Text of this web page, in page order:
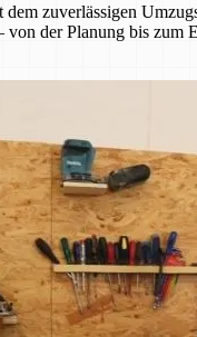
zuverlässigen
von der Planung bis zum